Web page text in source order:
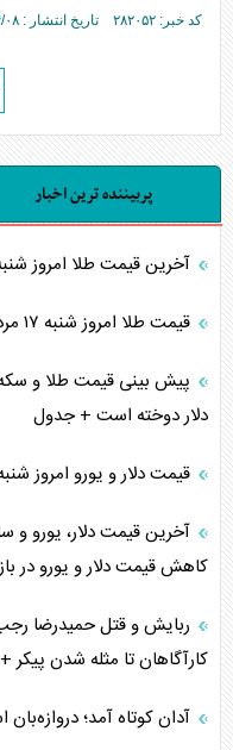
کد خبر: ۲۸۲۰۵۲ تاریخ انتشار : ۱۴۰۴/۰۴/۰۸
پربیننده ترین اخبار
آخرین قیمت طلا امروز شنبه ۱۷ مرداد ۱۴۰۵ | صعود تاریخی
قیمت طلا امروز شنبه ۱۷ مرداد ۱۴۰۵ + جدول
دلار دوخته است + جدول
قیمت دلار و یورو امروز شنبه ۱۷ مرداد ۱۴۰۵ +
کاهش قیمت دلار و یورو در
ربایش و قتل حمیدرضا
کارآگاهان تا مثله شدن پیکر
آدان کوتاه آمد؛